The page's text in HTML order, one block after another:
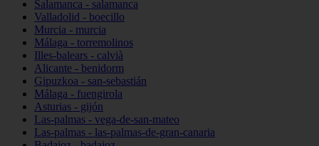
Salamanca - salamanca
Valladolid - boecillo
Murcia - murcia
Málaga - torremolinos
Illes-balears - calvià
Alicante - benidorm
Gipuzkoa - san-sebastián
Málaga - fuengirola
Asturias - gijón
Las-palmas - vega-de-san-mateo
Las-palmas - las-palmas-de-gran-canaria